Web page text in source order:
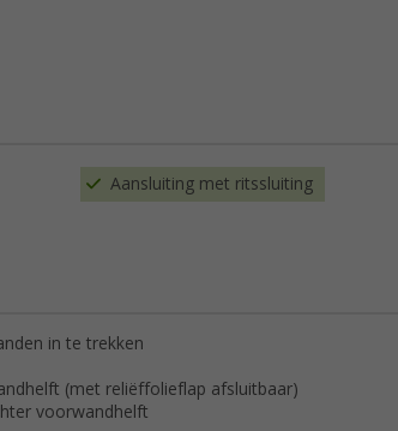
Aansluiting met ritssluiting
in te trekken
(met reliëffolieflap afsluitbaar)
voorwandhelft